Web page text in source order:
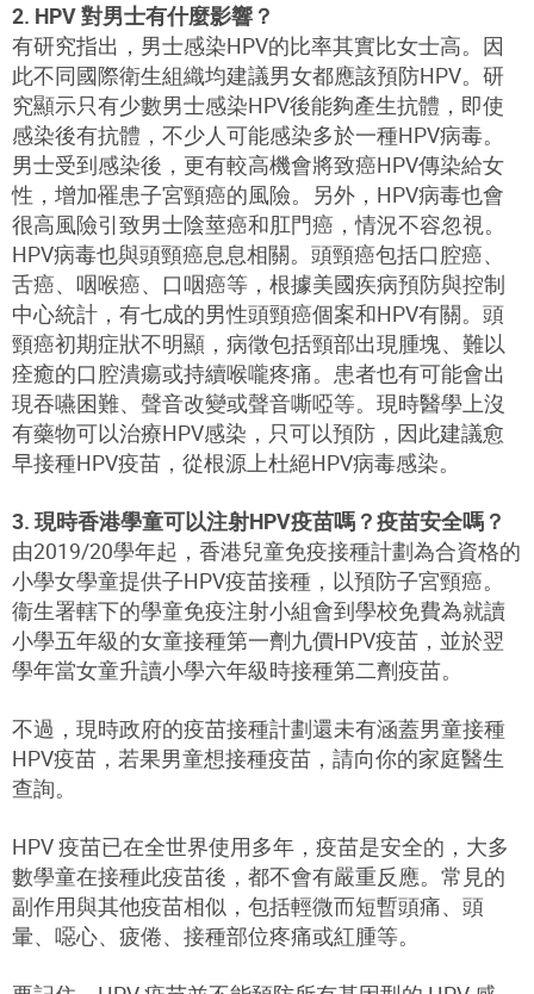
2. HPV 對男士有什麼影響？
有研究指出，男士感染HPV的比率其實比女士高。因
此不同國際衛生組織均建議男女都應該預防HPV。研
究顯示只有少數男士感染HPV後能夠產生抗體，即使
感染後有抗體，不少人可能感染多於一種HPV病毒。
男士受到感染後，更有較高機會將致癌HPV傳染給女
性，增加罹患子宮頸癌的風險。另外，HPV病毒也會
很高風險引致男士陰莖癌和肛門癌，情況不容忽視。
HPV病毒也與頭頸癌息息相關。頭頸癌包括口腔癌、
舌癌、咽喉癌、口咽癌等，根據美國疾病預防與控制
中心統計，有七成的男性頭頸癌個案和HPV有關。頭
頸癌初期症狀不明顯，病徵包括頸部出現腫塊、難以
痊癒的口腔潰瘍或持續喉嚨疼痛。患者也有可能會出
現吞嚥困難、聲音改變或聲音嘶啞等。現時醫學上沒
有藥物可以治療HPV感染，只可以預防，因此建議愈
早接種HPV疫苗，從根源上杜絕HPV病毒感染。
3. 現時香港學童可以注射HPV疫苗嗎？疫苗安全嗎？
由2019/20學年起，香港兒童免疫接種計劃為合資格的
小學女學童提供子HPV疫苗接種，以預防子宮頸癌。
衞生署轄下的學童免疫注射小組會到學校免費為就讀
小學五年級的女童接種第一劑九價HPV疫苗，並於翌
學年當女童升讀小學六年級時接種第二劑疫苗。
不過，現時政府的疫苗接種計劃還未有涵蓋男童接種
HPV疫苗，若果男童想接種疫苗，請向你的家庭醫生
查詢。
HPV 疫苗已在全世界使用多年，疫苗是安全的，大多
數學童在接種此疫苗後，都不會有嚴重反應。常見的
副作用與其他疫苗相似，包括輕微而短暫頭痛、頭
暈、噁心、疲倦、接種部位疼痛或紅腫等。